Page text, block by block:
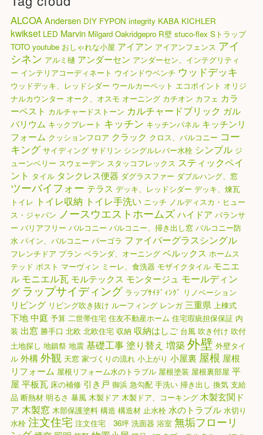
ALCOAAndersen DIY FYPON integrity KABA KICHLER
kwikset LED Marvin Milgard Oakridgepro R壁 stuco-flex Sトラップ
TOTO youtube おしゃれな小屋 アイアン アイアンフェンス アイ
シネン アルミ樋 アンダーセン アンダーセン、インテグリティ
ー インテリアコーディネート ウインドウベンチ ウッドデッキ
ウッドデッキ、レッドシダー ウールカーペット エコポイント オリジ
ナルカウンター オーク、オスモ オーニング カチオン カフェ カラ
ーベスト カルチャードストーン カルチャードブリック ガル
バリウム キックプレート キッチン キッチンパネル キッチンリ
フォーム クッションフロア クラック クロス、バルコニー コー
キング サイディング サドリン シングルレバー水栓 シンプル ジ
ューンベリー スウェーデン スタッコフレックス スティックペイ
ント タイル タンクレス便器 ダグラスファー ダブルハング、窓
ツーバイフォー テラス デッキ、レッドシダー デッキ、煉瓦
トイレ トイレ収納 トイレ手洗い ニッチ ノルディスカ・ヒュー
ス・ジャパン ノースウエストホームズハイドア バランサ
ー バリアフリー バルコニー バルコニー、掃き出し窓 バルコニー防
水 パイン、バルコニー パーゴラ ファイバーグラスシングル
フレンチドア プラン ベランダ、オーニング ベルックス ホームス
テッド ポスト マーヴィン ミーレ、食洗器 モザイクタイル モニエ
ル モニエル瓦 モルテックス モンタージュ モールディン
グ ラップサイディング ラップｻｲﾃﾞｨﾝｸﾞ リノベーション
リビング リビング吹き抜け ルーフィング レンガ 三重県 上棟式
下地中庭 予算 二世帯住宅 住友不動産ホーム 住宅瑕疵担保保証 内
装 出窓 勝手口 北欧 北欧住宅 収納 収納はしご 台風 吹き付け 吹付
土地探し 地鎮祭 地震 基礎工事塗り替え 増築外壁 外壁タイ
ル 外構外観 天窓 家づくりの流れ 小上がり 小屋裏 屋根 屋根
リフォーム 屋根リフォーム水のトラブル 屋根塗装 屋根裏部屋 平
屋 平板瓦 床の補修 引き戸 御浜 急勾配 手洗い 掃き出し 換気 支給
品 断熱材 明るさ 暴風 木製ドア 木製ドア、コーキング 木製玄関ド
ア 木製窓 木部保護塗料 構造 構造材 止水栓 水のトラブル 水切り
水栓 注文住宅 注文住宅 36坪 洗面器 浴室 無垢フローリ